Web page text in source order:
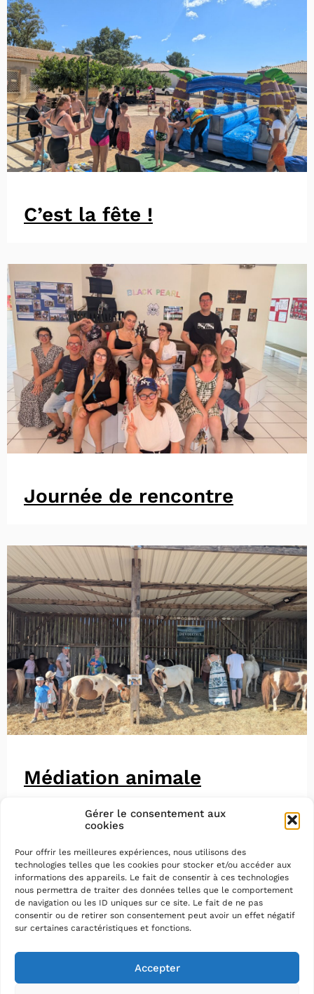
Gérer le consentement aux
cookies
Pour offrir les meilleures expériences, nous utilisons des
technologies telles que les cookies pour stocker et/ou accéder aux
informations des appareils. Le fait de consentir à ces technologies
nous permettra de traiter des données telles que le comportement
de navigation ou les ID uniques sur ce site. Le fait de ne pas
consentir ou de retirer son consentement peut avoir un effet négatif
sur certaines caractéristiques et fonctions.
Accepter
C’est la fête !
Journée de rencontre
Médiation animale